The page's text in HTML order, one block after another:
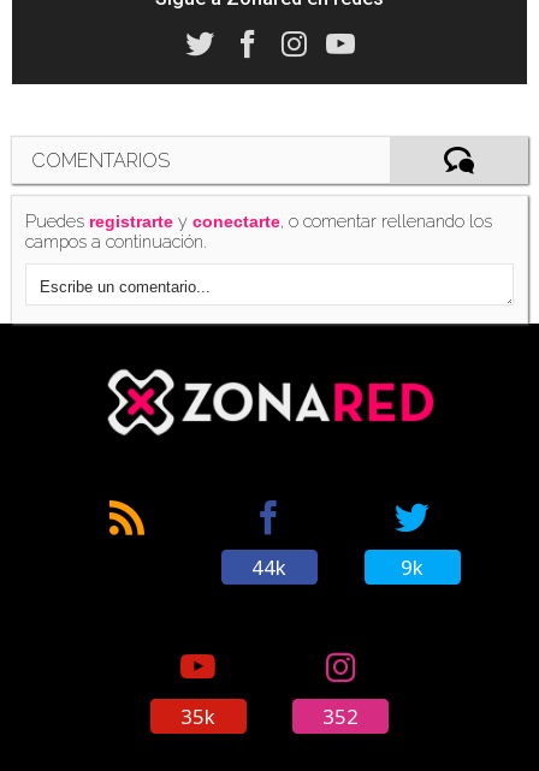
COMENTARIOS
Puedes registrarte yconectarte, o comentar rellenando los
campos a continuación.
44k 9k
35k 352